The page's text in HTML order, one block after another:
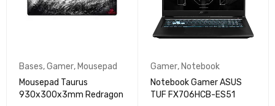
Bases,Gamer, Mousepad
Mousepad Taurus
930x300x3mm Redragon
Gamer, Notebook
Notebook Gamer ASUS
TUF FX706HCB-ES51